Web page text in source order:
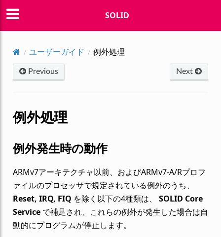
SOLID
ユーザーガイド 例外処理
Previous Next
例外処理
例外発生時の動作
ARMv7アーキテクチャ以前、およびARMv7-A/Rプロフ
ァイルのプロセッサで規定されている例外のうち、
Reset, IRQ, FIQ を除く以下の4種類は、 SOLID Core
Serviceで補足され、これらの例外が発生した場合は自
動的にプログラムが停止します。